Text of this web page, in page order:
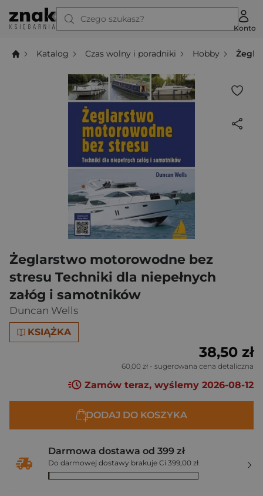
Czego szukasz?
Konto
Katalog Czas wolny i poradniki Hobby
Żeglarstwo motorowodne bez
stresu Techniki dla niepełnych
załóg i samotników
Duncan Wells
KSIĄŻKA
38,50 zł
60,00 zł - sugerowana cena detaliczna
Zamów teraz, wyślemy 2026-08-12
DODAJ DO KOSZYKA
Darmowa dostawa od 399 zł
Do darmowej dostawy brakuje Ci 399,00 zł